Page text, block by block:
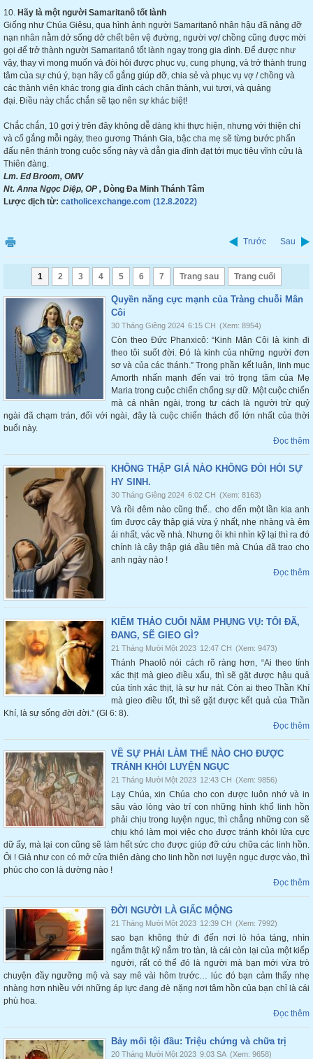
10. Hãy là một người Samaritanô tốt lành
Giống như Chúa Giêsu, qua hình ảnh người Samaritanô nhân hậu đã nâng đỡ
nạn nhân nằm dở sống dở chết bên vệ đường, người vợ/ chồng cũng được mời
gọi để trở thành người Samaritanô tốt lành ngay trong gia đình. Để được như
vậy, thay vì mong muốn và đòi hỏi được phục vụ, cung phụng, và trở thành trung
tâm của sự chú ý, bạn hãy cố gắng giúp đỡ, chia sẻ và phục vụ vợ / chồng và
các thành viên khác trong gia đình cách chân thành, vui tươi, và quảng
đại. Điều này chắc chắn sẽ tạo nên sự khác biệt!
Chắc chắn, 10 gợi ý trên đây không dễ dàng khi thực hiện, nhưng với thiện chí
và cố gắng mỗi ngày, theo gương Thánh Gia, bậc cha mẹ sẽ từng bước phấn
đấu nên thánh trong cuộc sống này và dẫn gia đình đạt tới mục tiêu vĩnh cửu là
Thiên đàng.
Lm. Ed Broom, OMV
Nt. Anna Ngọc Diệp, OP , Dòng Đa Minh Thánh Tâm
Lược dịch từ: catholicexchange.com (12.8.2022)
Trước Sau
1 2 3 4 5 6 7 Trang sau Trang cuối
Quyền năng cực mạnh của Tràng chuỗi Mân
Côi
30 Tháng Giêng 2024 6:15 CH (Xem: 8954)
Còn theo Đức Phanxicô: “Kinh Mân Côi là kinh đi
theo tôi suốt đời. Đó là kinh của những người đơn
sơ và của các thánh.” Trong phần kết luận, linh mục
Amorth nhấn mạnh đến vai trò trọng tâm của Mẹ
Maria trong cuộc chiến chống sự dữ. Một cuộc chiến
mà cá nhân ngài, trong tư cách là người trừ quỷ
ngài đã chạm trán, đối với ngài, đây là cuộc chiến thách đố lớn nhất của thời
buổi này.
Đọc thêm
KHÔNG THẬP GIÁ NÀO KHÔNG ĐÒI HỎI SỰ
HY SINH.
30 Tháng Giêng 2024 6:02 CH (Xem: 8163)
Và rồi đêm nào cũng thế.. cho đến một lần kia anh
tìm được cây thập giá vừa ý nhất, nhẹ nhàng và êm
ái nhất, vác về nhà. Nhưng ôi khi nhìn kỹ lại thì ra đó
chính là cây thập giá đầu tiên mà Chúa đã trao cho
anh ngày nào !
Đọc thêm
KIỂM THẢO CUỐI NĂM PHỤNG VỤ: TÔI ĐÃ,
ĐANG, SẼ GIEO GÌ?
21 Tháng Mười Một 2023 12:47 CH (Xem: 9473)
Thánh Phaolô nói cách rõ ràng hơn, “Ai theo tính
xác thịt mà gieo điều xấu, thì sẽ gặt được hậu quả
của tính xác thịt, là sự hư nát. Còn ai theo Thần Khí
mà gieo điều tốt, thì sẽ gặt được kết quả của Thần
Khí, là sự sống đời đời.” (Gl 6: 8).
Đọc thêm
VỀ SỰ PHẢI LÀM THẾ NÀO CHO ĐƯỢC
TRÁNH KHỎI LUYỆN NGỤC
21 Tháng Mười Một 2023 12:43 CH (Xem: 9856)
Lạy Chúa, xin Chúa cho con được luôn nhớ và in
sâu vào lòng vào trí con những hình khổ linh hồn
phải chịu trong luyện ngục, thì chẳng những con sẽ
chịu khó làm mọi việc cho được tránh khỏi lửa cực
dữ ấy, mà lại con cũng sẽ làm hết sức cho được giúp đỡ cứu chữa các linh hồn.
Ôi ! Giả như con có mở cửa thiên đàng cho linh hồn nơi luyện ngục được vào, thì
phúc cho con là dường nào !
Đọc thêm
ĐỜI NGƯỜI LÀ GIẤC MỘNG
21 Tháng Mười Một 2023 12:39 CH (Xem: 7992)
sao bạn không thử đi đến nơi lò hỏa táng, nhìn
ngắm thật kỹ nắm tro tàn, là cái còn lại của một kiếp
người, rất có thể đó là người mà bạn mới vừa trò
chuyện đầy ngưỡng mộ và say mê vài hôm trước… lúc đó bạn cảm thấy nhẹ
nhàng hơn nhiều với những áp lực đang đè nặng nơi tâm hồn của bạn chỉ là cái
phù hoa.
Đọc thêm
Bảy mối tội đầu: Triệu chứng và chữa trị
20 Tháng Mười Một 2023 9:03 SA (Xem: 9658)